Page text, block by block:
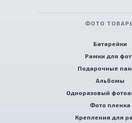
ФОТО
Батарейки
Рамки для
Подарочные
Альбомы
Одноразовый
Фото пленка
Крепления для